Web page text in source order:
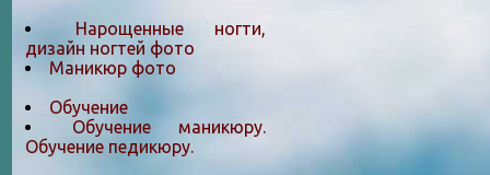
Нарощенные ногти,
дизайн ногтей фото
Маникюр фото
Обучение
Обучение маникюру.
Обучение педикюру.